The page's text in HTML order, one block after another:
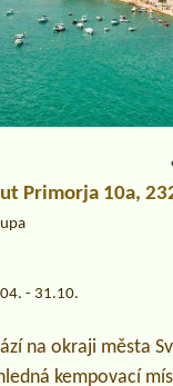
Primorja 10a,
- 31.10.
na okraji města
kempovací